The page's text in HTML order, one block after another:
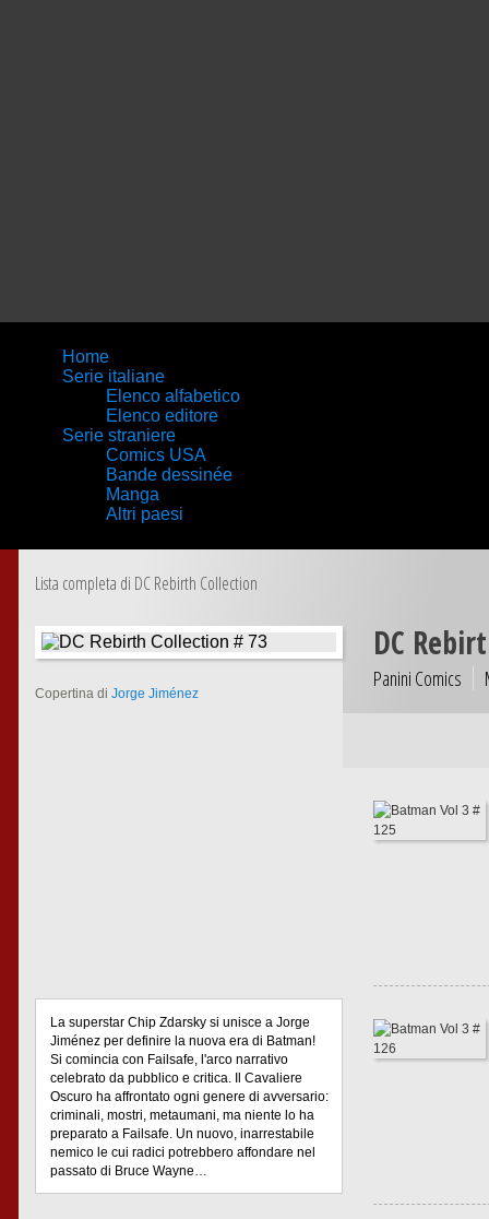
Home
Serie italiane
Elenco alfabetico
Elenco editore
Serie straniere
Comics USA
Bande dessinée
Manga
Altri paesi
Lista completa di DC Rebirth Collection
Copertina di Jorge Jiménez
La superstar Chip Zdarsky si unisce a Jorge
Jiménez per definire la nuova era di Batman!
Si comincia con Failsafe, l'arco narrativo
celebrato da pubblico e critica. Il Cavaliere
Oscuro ha affrontato ogni genere di avversario:
criminali, mostri, metaumani, ma niente lo ha
preparato a Failsafe. Un nuovo, inarrestabile
nemico le cui radici potrebbero affondare nel
passato di Bruce Wayne…
DC
Panini Comics